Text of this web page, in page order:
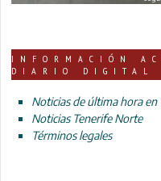
INFORMACIÓN
DIARIO DIGITAL
Noticias de última hora en
Noticias Tenerife Norte
Términos legales